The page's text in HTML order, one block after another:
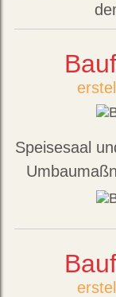
Speisesaal